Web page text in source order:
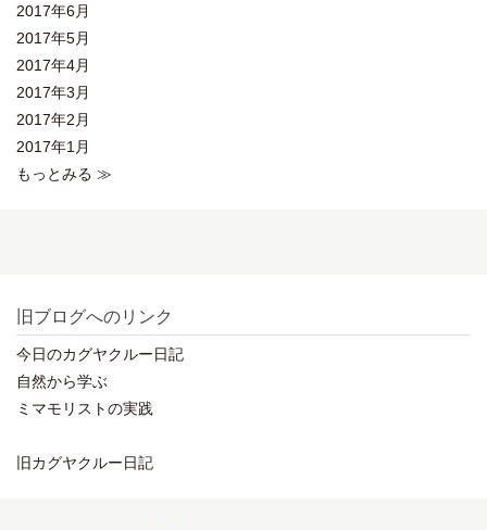
2017年6月
2017年5月
2017年4月
2017年3月
2017年2月
2017年1月
もっとみる ≫
旧ブログへのリンク
今日のカグヤクルー日記
自然から学ぶ
ミマモリストの実践
旧カグヤクルー日記